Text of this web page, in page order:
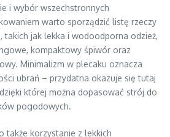
i wybór wszechstronnych
warto sporządzić listę rzeczy
takich jak lekka i wodoodporna odzież,
kompaktowy śpiwór oraz
Minimalizm w plecaku oznacza
ubrań – przydatna okazuje się tutaj
której można dopasować strój do
pogodowych.
także korzystanie z lekkich